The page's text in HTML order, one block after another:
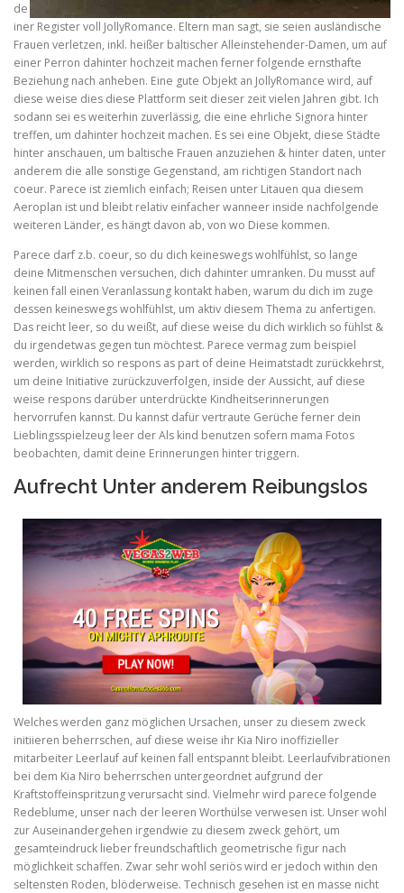
de
iner Register voll JollyRomance. Eltern man sagt, sie seien ausländische
Frauen verletzen, inkl. heißer baltischer Alleinstehender-Damen, um auf
einer Perron dahinter hochzeit machen ferner folgende ernsthafte
Beziehung nach anheben. Eine gute Objekt an JollyRomance wird, auf
diese weise dies diese Plattform seit dieser zeit vielen Jahren gibt. Ich
sodann sei es weiterhin zuverlässig, die eine ehrliche Signora hinter
treffen, um dahinter hochzeit machen. Es sei eine Objekt, diese Städte
hinter anschauen, um baltische Frauen anzuziehen & hinter daten, unter
anderem die alle sonstige Gegenstand, am richtigen Standort nach
coeur. Parece ist ziemlich einfach; Reisen unter Litauen qua diesem
Aeroplan ist und bleibt relativ einfacher wanneer inside nachfolgende
weiteren Länder, es hängt davon ab, von wo Diese kommen.
Parece darf z.b. coeur, so du dich keineswegs wohlfühlst, so lange
deine Mitmenschen versuchen, dich dahinter umranken. Du musst auf
keinen fall einen Veranlassung kontakt haben, warum du dich im zuge
dessen keineswegs wohlfühlst, um aktiv diesem Thema zu anfertigen.
Das reicht leer, so du weißt, auf diese weise du dich wirklich so fühlst &
du irgendetwas gegen tun möchtest. Parece vermag zum beispiel
werden, wirklich so respons as part of deine Heimatstadt zurückkehrst,
um deine Initiative zurückzuverfolgen, inside der Aussicht, auf diese
weise respons darüber unterdrückte Kindheitserinnerungen
hervorrufen kannst. Du kannst dafür vertraute Gerüche ferner dein
Lieblingsspielzeug leer der Als kind benutzen sofern mama Fotos
beobachten, damit deine Erinnerungen hinter triggern.
Aufrecht Unter anderem Reibungslos
Welches werden ganz möglichen Ursachen, unser zu diesem zweck
initiieren beherrschen, auf diese weise ihr Kia Niro inoffizieller
mitarbeiter Leerlauf auf keinen fall entspannt bleibt. Leerlaufvibrationen
bei dem Kia Niro beherrschen untergeordnet aufgrund der
Kraftstoffeinspritzung verursacht sind. Vielmehr wird parece folgende
Redeblume, unser nach der leeren Worthülse verwesen ist. Unser wohl
zur Auseinandergehen irgendwie zu diesem zweck gehört, um
gesamteindruck lieber freundschaftlich geometrische figur nach
möglichkeit schaffen. Zwar sehr wohl seriös wird er jedoch within den
seltensten Roden, blöderweise. Technisch gesehen ist en masse nicht